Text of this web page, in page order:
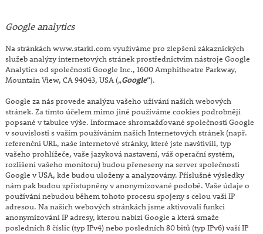
Google analytics
Na stránkách www.starkl.com využíváme pro zlepšení zákaznických
služeb analýzy internetových stránek prostřednictvím nástroje Google
Analytics od společnosti Google Inc., 1600 Amphitheatre Parkway,
Mountain View, CA 94043, USA („Google“).
Google za nás provede analýzu vašeho užívání našich webových
stránek. Za tímto účelem mimo jiné používáme cookies podrobněji
popsané v tabulce výše. Informace shromažďované společností Google
v souvislosti s vaším používáním našich Internetových stránek (např.
referenční URL, naše internetové stránky, které jste navštívili, typ
vašeho prohlížeče, vaše jazyková nastavení, váš operační systém,
rozlišení vašeho monitoru) budou přeneseny na server společnosti
Google v USA, kde budou uloženy a analyzovány. Příslušné výsledky
nám pak budou zpřístupněny v anonymizované podobě. Vaše údaje o
používání nebudou během tohoto procesu spojeny s celou vaší IP
adresou. Na našich webových stránkách jsme aktivovali funkci
anonymizování IP adresy, kterou nabízí Google a která smaže
posledních 8 číslic (typ IPv4) nebo posledních 80 bitů (typ IPv6) vaší IP